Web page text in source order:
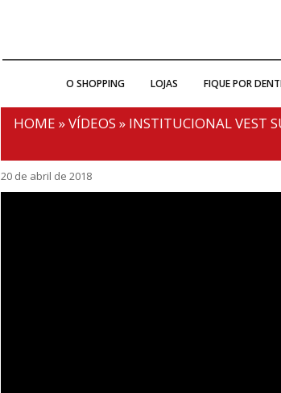
O SHOPPING LOJAS FIQUE POR
HOME »VÍDEOS » INSTITUCIONAL VEST
20 de abril de 2018